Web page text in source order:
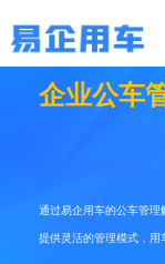
企业公车
通过易企用车的公车管理
提供灵活的管理模式，用